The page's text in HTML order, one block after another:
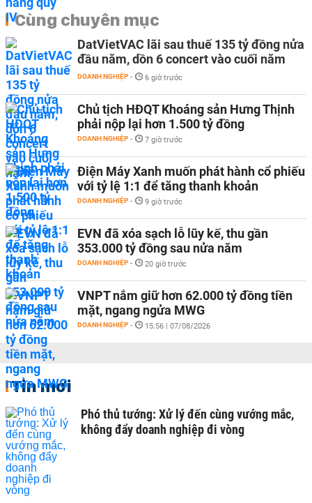
Cùng chuyên mục
DatVietVAC lãi sau thuế 135 tỷ đồng nửa
đầu năm, dồn 6 concert vào cuối năm
DOANH NGHIỆP - 6 giờ trước
Chủ tịch HĐQT Khoáng sản Hưng Thịnh
phải nộp lại hơn 1.500 tỷ đồng
DOANH NGHIỆP - 7 giờ trước
Điện Máy Xanh muốn phát hành cổ phiếu
với tỷ lệ 1:1 để tăng thanh khoản
DOANH NGHIỆP - 9 giờ trước
EVN đã xóa sạch lỗ lũy kế, thu gần
353.000 tỷ đồng sau nửa năm
DOANH NGHIỆP - 20 giờ trước
VNPT nắm giữ hơn 62.000 tỷ đồng tiền
mặt, ngang ngửa MWG
DOANH NGHIỆP - 15:56 | 07/08/2026
Tin mới
Phó thủ tướng: Xử lý đến cùng vướng mắc,
không đẩy doanh nghiệp đi vòng